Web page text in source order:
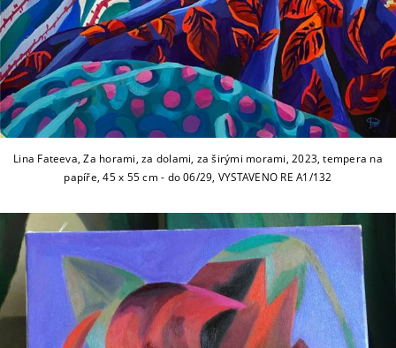
Lina Fateeva, Za horami, za dolami, za širými morami, 2023, tempera na
papíře, 45 x 55 cm - do 06/29, VYSTAVENO RE A1/132